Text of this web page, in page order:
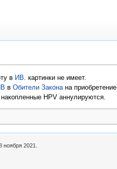
в ИВ. картинки не имеет.
в Обители Законана приобретение
HPV аннулируются.
2021.